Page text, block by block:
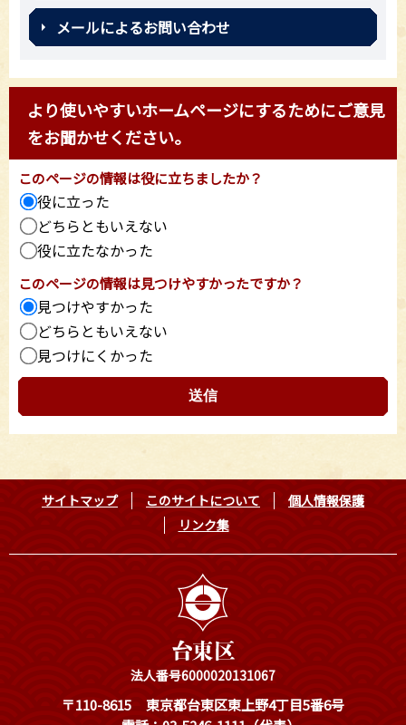
メールによるお問い合わせ
より使いやすいホームページにするためにご意見
をお聞かせください。
このページの情報は役に立ちましたか？
役に立った
どちらともいえない
役に立たなかった
このページの情報は見つけやすかったですか？
見つけやすかった
どちらともいえない
見つけにくかった
サイトマップ このサイトについて
個人情報保護
リンク集
法人番号6000020131067
〒110-8615
東京都台東区東上野4丁目5番6号